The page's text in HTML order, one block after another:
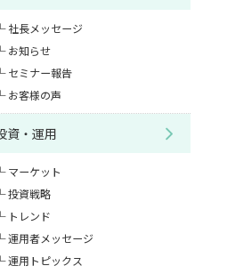
社長メッセージ
お知らせ
セミナー報告
お客様の声
資・運用
マーケット
投資戦略
トレンド
運用者メッセージ
運用トピックス